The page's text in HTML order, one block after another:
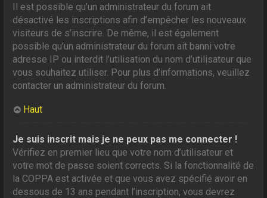
Il est possible qu’un administrateur du forum ait
désactivé les inscriptions afin d’empêcher les nouveaux
visiteurs de s’inscrire. De même, il est également
possible qu’un administrateur du forum ait banni votre
adresse IP ou interdit l’utilisation du nom d’utilisateur que
vous souhaitez utiliser. Pour plus d’informations, veuillez
contacter un administrateur du forum.
Haut
Je suis inscrit mais je ne peux pas me connecter !
Vérifiez en premier lieu que votre nom d’utilisateur et
votre mot de passe soient corrects. Si la fonctionnalité de
la COPPA est activée et que vous avez spécifié avoir en
dessous de 13 ans pendant l’inscription, vous devrez